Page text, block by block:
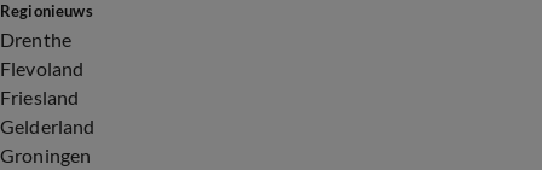
Regionieuws
Drenthe
Flevoland
Friesland
Gelderland
Groningen